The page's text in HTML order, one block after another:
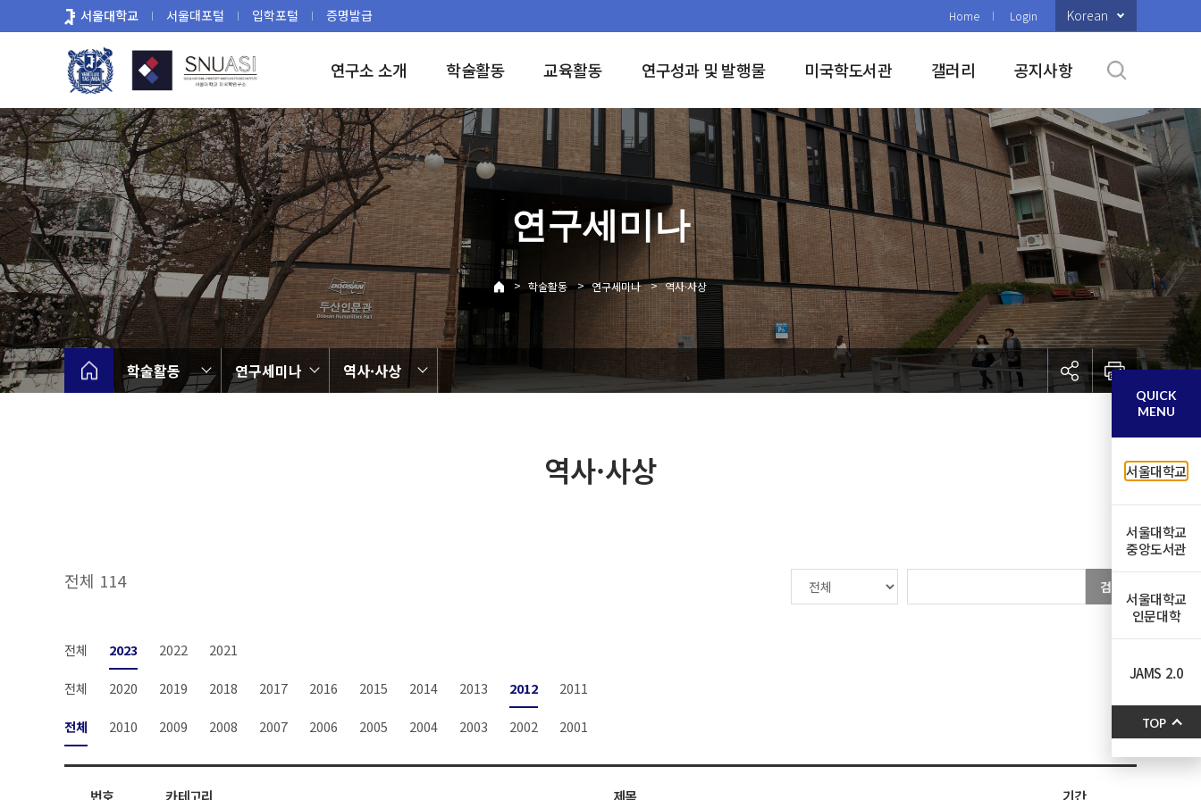
로
뉴
서울대학교 서울대포털 입학포털 증명발급 Home Login Korean
연구소 소개 학술활동 교육활동 연구성과 및 발행물 미국학도서관 갤러리 공지사항
연구세미나
> 학술활동 > 연구세미나 > 역사·사상
학술활동 연구세미나 역사·사상
역사·사상
전체 114 검색
전체 2023 2022 2021
전체 2020 2019 2018 2017 2016 2015 2014 2013 2012 2011
전체 2010 2009 2008 2007 2006 2005 2004 2003 2002 2001
번호 카테고리 제목 기간
QUICK
MENU
서울대학교
서울대학교
중앙도서관
서울대학교
인문대학
JAMS 2.0
TOP